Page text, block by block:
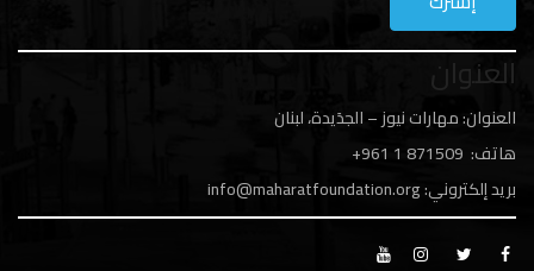
العنوان
العنوان: مهارات نيوز – الجدَيدة، لبنان
هاتف: 1 871509 961+
بريد إلكتروني:info@maharatfoundation.org